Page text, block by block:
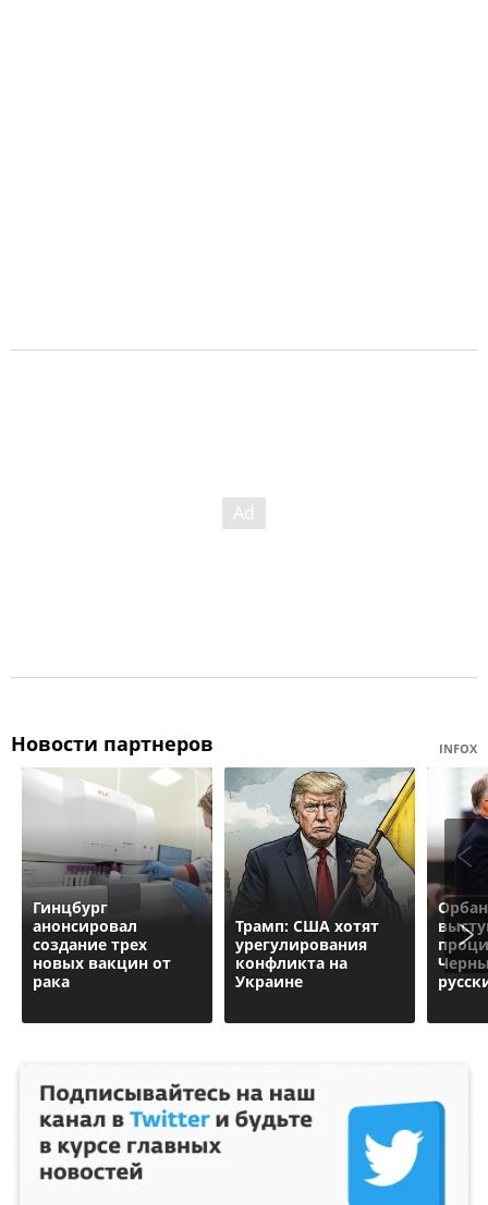
Новости партнеров INFOX
Гинцбург
анонсировал
создание трех
новых вакцин от
рака
Трамп: США хотят
урегулирования
конфликта на
Украине